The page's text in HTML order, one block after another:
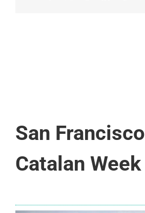
San Francisco
Catalan Week